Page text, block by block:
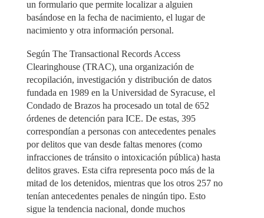
un formulario que permite localizar a alguien
basándose en la fecha de nacimiento, el lugar de
nacimiento y otra información personal.
Según The Transactional Records Access
Clearinghouse (TRAC), una organización de
recopilación, investigación y distribución de datos
fundada en 1989 en la Universidad de Syracuse, el
Condado de Brazos ha procesado un total de 652
órdenes de detención para ICE. De estas, 395
correspondían a personas con antecedentes penales
por delitos que van desde faltas menores (como
infracciones de tránsito o intoxicación pública) hasta
delitos graves. Esta cifra representa poco más de la
mitad de los detenidos, mientras que los otros 257 no
tenían antecedentes penales de ningún tipo. Esto
sigue la tendencia nacional, donde muchos